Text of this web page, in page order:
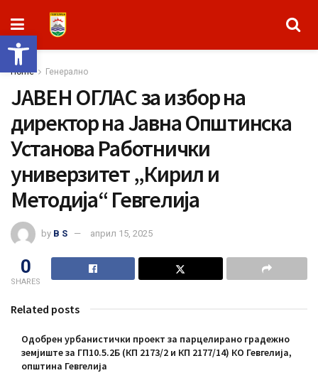
Open toolbar
Home Генерално
ЈАВЕН ОГЛАС за избор на
директор на Јавна Општинска
Установа Работнички
универзитет „Кирил и
Методија“ Гевгелија
by B S април 15, 2025
0
SHARES
Related posts
Одобрен урбанистички проект за парцелирано градежно
земјиште за ГП10.5.2Б (КП 2173/2 и КП 2177/14) КО Гевгелија,
општина Гевгелија